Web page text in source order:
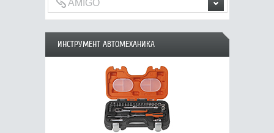
ИНСТРУМЕНТ АВТОМЕХАНИКА